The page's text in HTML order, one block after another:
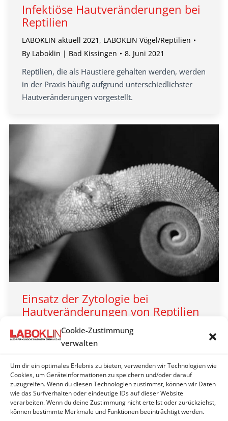
Cookie-Zustimmung
verwalten
Um dir ein optimales Erlebnis zu bieten, verwenden wir Technologien wie
Cookies, um Geräteinformationen zu speichern und/oder darauf
zuzugreifen. Wenn du diesen Technologien zustimmst, können wir Daten
wie das Surfverhalten oder eindeutige IDs auf dieser Website
verarbeiten. Wenn du deine Zustimmung nicht erteilst oder zurückziehst,
können bestimmte Merkmale und Funktionen beeinträchtigt werden.
Infektiöse Hautveränderungen bei
Reptilien
LABOKLIN aktuell 2021 , LABOKLIN Vögel/Reptilien
By Laboklin | Bad Kissingen 8. Juni 2021
Reptilien, die als Haustiere gehalten werden, werden
in der Praxis häufig aufgrund unterschiedlichster
Hautveränderungen vorgestellt.
Einsatz der Zytologie bei
Hautveränderungen von Reptilien
LABOKLIN aktuell 2016,LABOKLIN Vögel/Reptilien
ByLaboklin | Bad Kissingen
Tupfer, Aspirations- und Abklatschpräparate – das
minimalinvasive und schnelle Verfahren der
zytologischen Untersuchung ist auch bei Reptilien
geeignet.